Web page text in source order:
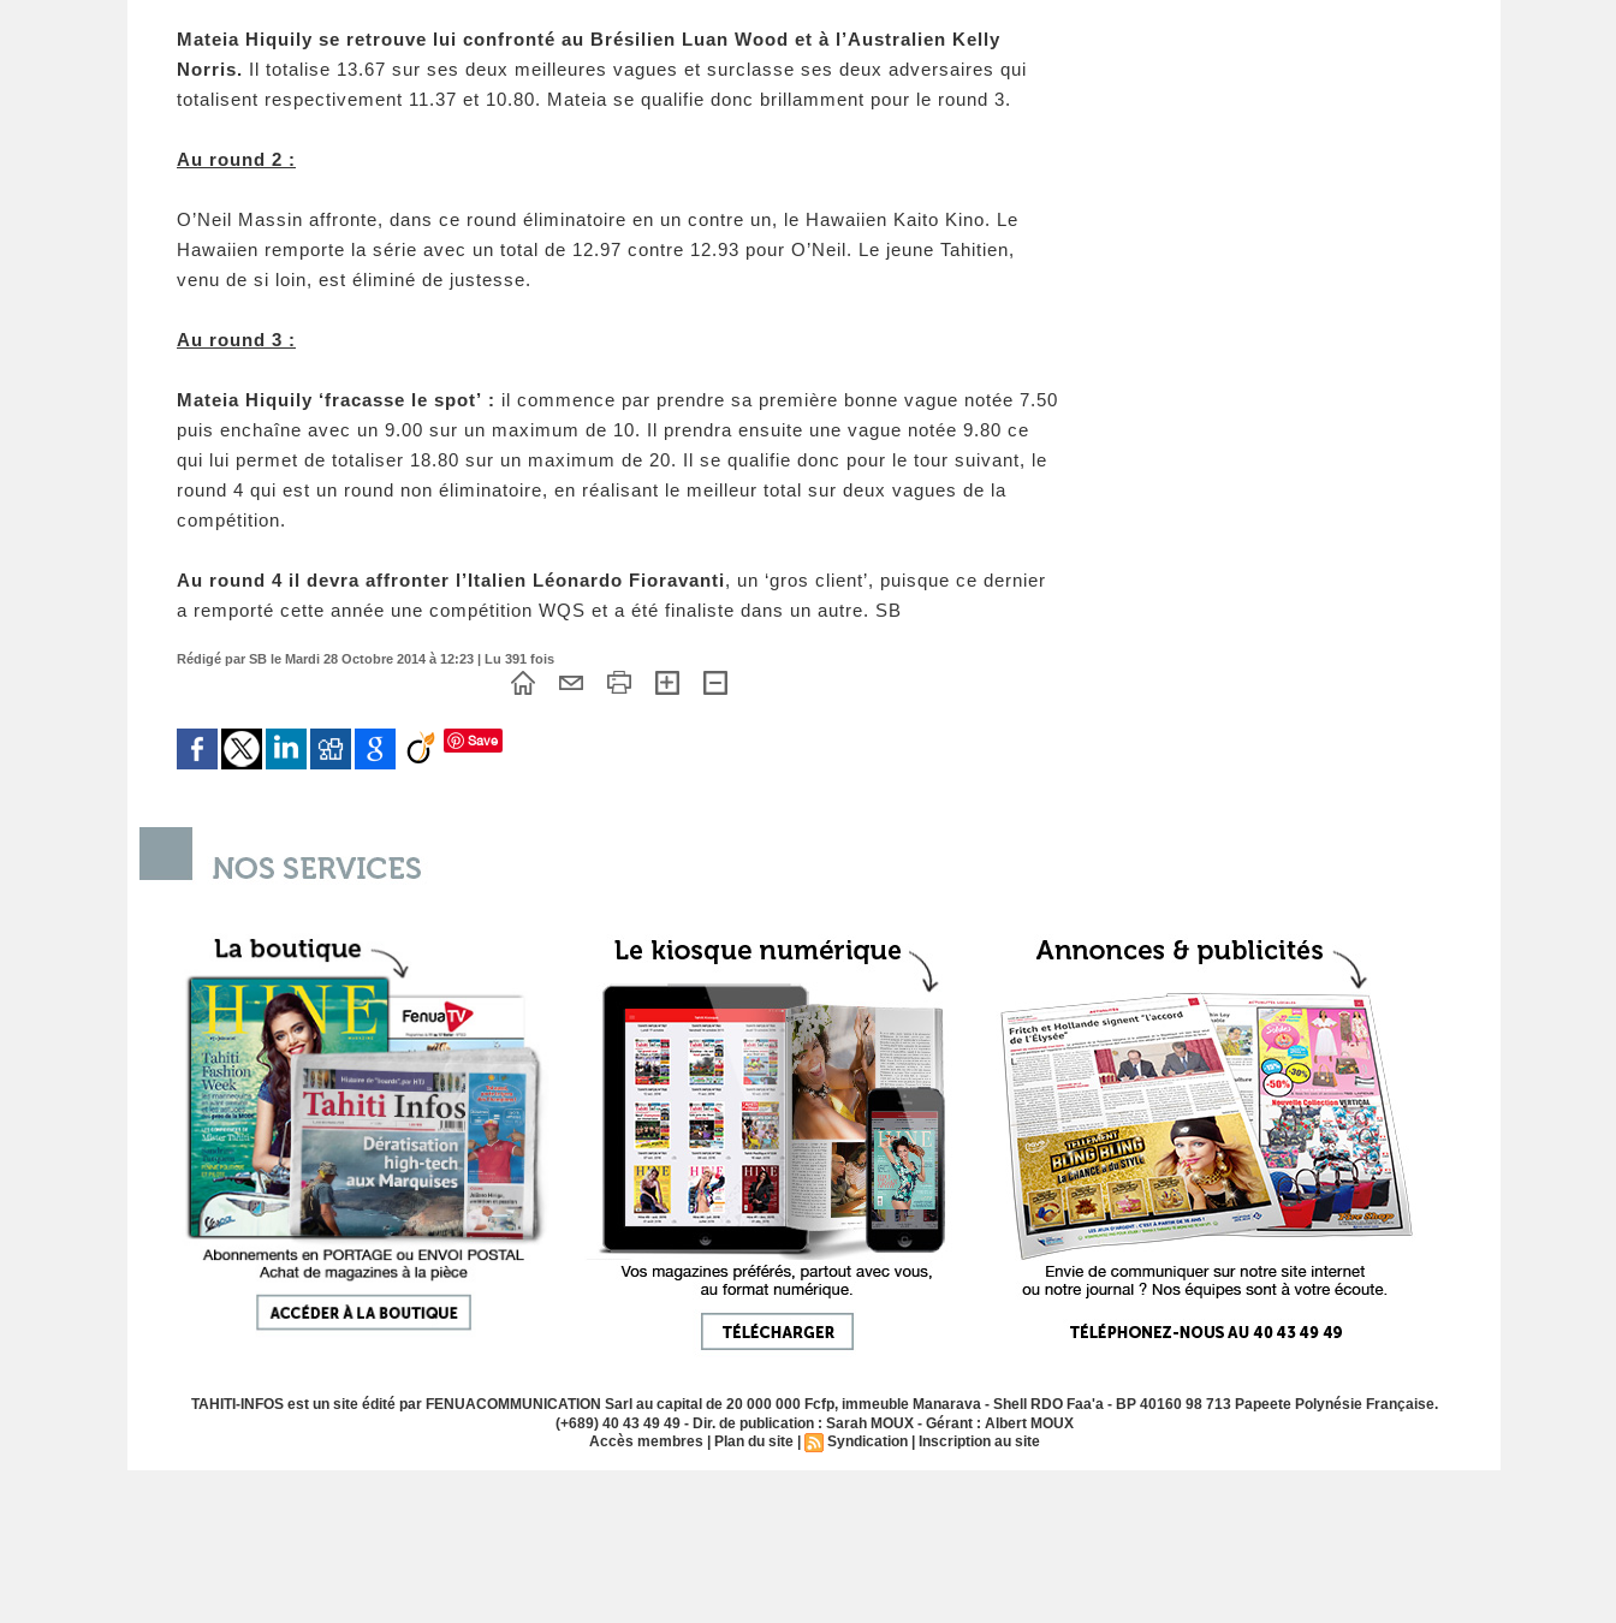
Mateia Hiquily se retrouve lui confronté au Brésilien Luan Wood et à l’Australien Kelly
Norris. Il totalise 13.67 sur ses deux meilleures vagues et surclasse ses deux adversaires qui
totalisent respectivement 11.37 et 10.80. Mateia se qualifie donc brillamment pour le round 3.
Au round 2 :
O’Neil Massin affronte, dans ce round éliminatoire en un contre un, le Hawaiien Kaito Kino. Le
Hawaiien remporte la série avec un total de 12.97 contre 12.93 pour O’Neil. Le jeune Tahitien,
venu de si loin, est éliminé de justesse.
Au round 3 :
Mateia Hiquily ‘fracasse le spot’ : il commence par prendre sa première bonne vague notée 7.50
puis enchaîne avec un 9.00 sur un maximum de 10. Il prendra ensuite une vague notée 9.80 ce
qui lui permet de totaliser 18.80 sur un maximum de 20. Il se qualifie donc pour le tour suivant, le
round 4 qui est un round non éliminatoire, en réalisant le meilleur total sur deux vagues de la
compétition.
Au round 4 il devra affronter l’Italien Léonardo Fioravanti, un ‘gros client’, puisque ce dernier
a remporté cette année une compétition WQS et a été finaliste dans un autre. SB
Rédigé par SB le Mardi 28 Octobre 2014 à 12:23 | Lu 391 fois
Save
TAHITI-INFOS est un site édité par FENUACOMMUNICATION Sarl au capital de 20 000 000 Fcfp, immeuble Manarava - Shell RDO Faa'a - BP 40160 98 713 Papeete Polynésie Française.
(+689) 40 43 49 49 - Dir. de publication : Sarah MOUX - Gérant : Albert MOUX
Accès membres
Plan du site Syndication Inscription au site